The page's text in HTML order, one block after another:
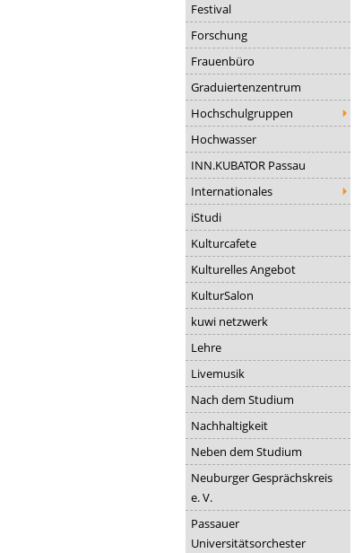
Festival
Forschung
Frauenbüro
Graduiertenzentrum
Hochschulgruppen
Hochwasser
INN.KUBATOR Passau
Internationales
iStudi
Kulturcafete
Kulturelles Angebot
KulturSalon
kuwi netzwerk
Lehre
Livemusik
Nach dem Studium
Nachhaltigkeit
Neben dem Studium
Neuburger Gesprächskreis
e. V.
Passauer
Universitätsorchester